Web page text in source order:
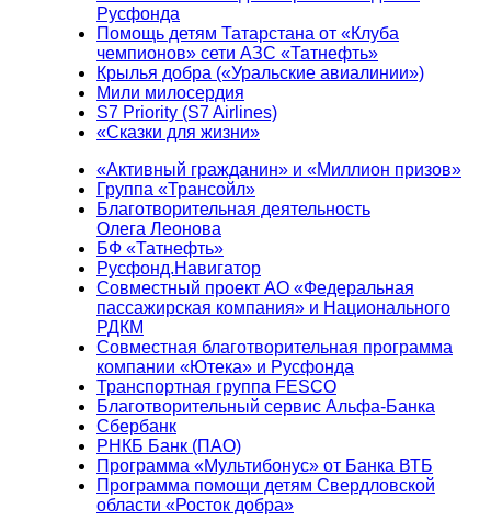
Русфонда
Помощь детям Татарстана от «Клуба
чемпионов» сети АЗС «Татнефть»
Крылья добра («Уральские авиалинии»)
Мили милосердия
S7 Priority (S7 Airlines)
«Сказки для жизни»
«Активный гражданин» и «Миллион призов»
Группа «Трансойл»
Благотворительная деятельность
Олега Леонова
БФ «Татнефть»
Русфонд.Навигатор
Совместный проект АО «Федеральная
пассажирская компания» и Национального
РДКМ
Совместная благотворительная программа
компании «Ютека» и Русфонда
Транспортная группа FESCO
Благотворительный сервис Альфа-Банка
Сбербанк
РНКБ Банк (ПАО)
Программа «Мультибонус» от Банка ВТБ
Программа помощи детям Свердловской
области «Росток добра»